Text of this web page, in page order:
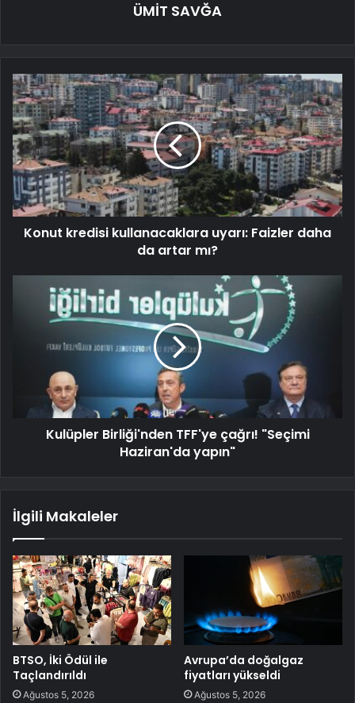
ÜMİT SAVĞA
Konut kredisi kullanacaklara uyarı: Faizler daha
da artar mı?
Kulüpler Birliği'nden TFF'ye çağrı! "Seçimi
Haziran'da yapın"
İlgili Makaleler
BTSO, İki Ödül ile
Taçlandırıldı
Ağustos 5, 2026
Avrupa’da doğalgaz
fiyatları yükseldi
Ağustos 5, 2026